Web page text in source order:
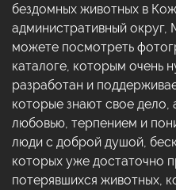
бездомных животных в
административный
можете посмотреть
каталоге, которым очень
разработан и
которые знают свое дело,
любовью, терпением и
люди с доброй душой,
которых уже достаточно
потерявшихся животных,